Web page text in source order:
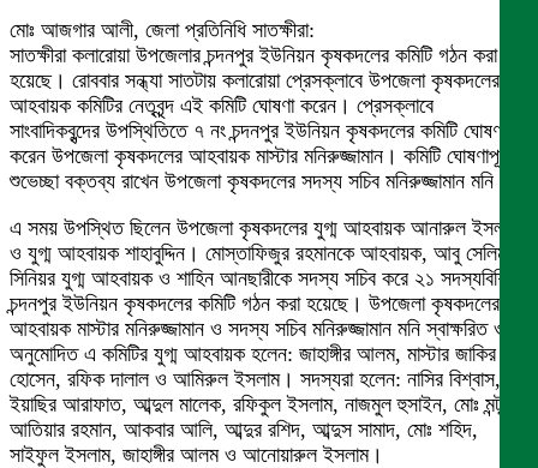
মোঃ আজগার আলী, জেলা প্রতিনিধি সাতক্ষীরা:
সাতক্ষীরা কলারোয়া উপজেলার চন্দনপুর ইউনিয়ন কৃষকদলের কমিটি গঠন করা
হয়েছে। রোববার সন্ধ্যা সাতটায় কলারোয়া প্রেসক্লাবে উপজেলা কৃষকদলের
আহবায়ক কমিটির নেতৃবৃন্দ এই কমিটি ঘোষণা করেন। প্রেসক্লাবে
সাংবাদিকবৃন্দের উপস্থিতিতে ৭ নং চন্দনপুর ইউনিয়ন কৃষকদলের কমিটি ঘোষণা
করেন উপজেলা কৃষকদলের আহবায়ক মাস্টার মনিরুজ্জামান। কমিটি ঘোষণাপূর্ব
শুভেচ্ছা বক্তব্য রাখেন উপজেলা কৃষকদলের সদস্য সচিব মনিরুজ্জামান মনি।
এ সময় উপস্থিত ছিলেন উপজেলা কৃষকদলের যুগ্ম আহবায়ক আনারুল ইসলাম
ও যুগ্ম আহবায়ক শাহাবুদ্দিন। মোস্তাফিজুর রহমানকে আহবায়ক, আবু সেলিমকে
সিনিয়র যুগ্ম আহবায়ক ও শাহিন আনছারীকে সদস্য সচিব করে ২১ সদস্যবিশিষ্ট
চন্দনপুর ইউনিয়ন কৃষকদলের কমিটি গঠন করা হয়েছে। উপজেলা কৃষকদলের
আহবায়ক মাস্টার মনিরুজ্জামান ও সদস্য সচিব মনিরুজ্জামান মনি স্বাক্ষরিত ও
অনুমোদিত এ কমিটির যুগ্ম আহবায়ক হলেন: জাহাঙ্গীর আলম, মাস্টার জাকির
হোসেন, রফিক দালাল ও আমিরুল ইসলাম। সদস্যরা হলেন: নাসির বিশ্বাস,
ইয়াছির আরাফাত, আব্দুল মালেক, রফিকুল ইসলাম, নাজমুল হুসাইন, মোঃ মন্টু,
আতিয়ার রহমান, আকবার আলি, আব্দুর রশিদ, আব্দুস সামাদ, মোঃ শহিদ,
সাইফুল ইসলাম, জাহাঙ্গীর আলম ও আনোয়ারুল ইসলাম।